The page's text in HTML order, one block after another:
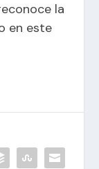
la
en este